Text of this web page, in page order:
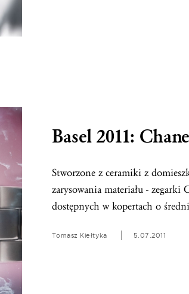
Basel 2011:
Stworzone z ceramiki z
zarysowania materiału -
dostępnych w kopertach o
Tomasz Kiełtyka 5.07.2011